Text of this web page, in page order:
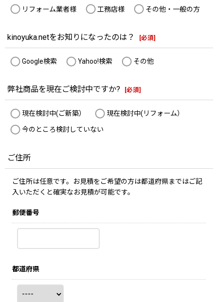
リフォーム業者様 工務店様 その他・一般の方
kinoyuka.netをお知りになったのは？ [必須]
Google検索 Yahoo!検索 その他
弊社商品を現在ご検討中ですか? [必須]
現在検討中(ご新築） 現在検討中(リフォーム）
今のところ検討していない
ご住所
ご住所は任意です。お見積をご希望の方は都道府県まではご記
入いただくと確実なお見積が可能です。
郵便番号
都道府県